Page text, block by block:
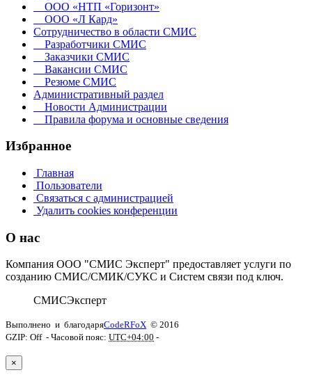
ООО «НТП «Горизонт»
ООО «Л Кард»
Сотрудничество в области СМИС
Разработчики СМИС
Заказчики СМИС
Вакансии СМИС
Резюме СМИС
Административный раздел
Новости Администрации
Правила форума и основные сведения
Избранное
Главная
Пользователи
Связаться с администрацией
Удалить cookies конференции
О нас
Компания ООО "СМИС Эксперт" предоставляет услуги по
созданию СМИС/СМИК/СУКС и Систем связи под ключ.
СМИСЭксперт
Выполнено и благодаряCodeRFoX © 2016
GZIP: Off - Часовой пояс: UTC+04:00 -
×